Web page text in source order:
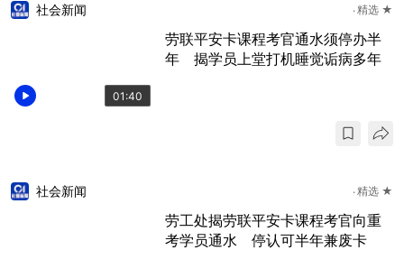
01:40
社会新闻 精选 ★
劳联平安卡课程考官通水须停办半
年 揭学员上堂打机睡觉诟病多年
社会新闻 精选 ★
​劳工处揭劳联平安卡课程考官向重
考学员通水 停认可半年兼废卡